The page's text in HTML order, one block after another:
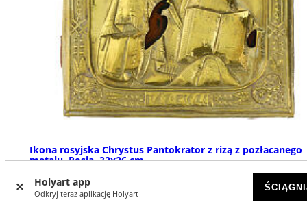
Holyart app
Odkryj teraz aplikację Holyart
Ikona rosyjska Chrystus Pantokrator z rizą z pozłacanego
metalu, Rosja, 32x26 cm
DOSTĘPNY